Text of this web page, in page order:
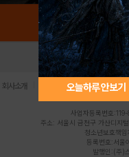
오늘하루 안보기
로그인
회사소개 | 개인정보 처리방침
사업자등록번호
주소: 서울시 금천구 가산디지
청소년보호책
등록번호:서울
발행인:(주)